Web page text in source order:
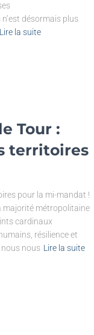
désormais plus
Lire la suite
Tour :
territoires
pour la mi-mandat !
majorité métropolitaine
cardinaux
résilience et
nous Lire la suite